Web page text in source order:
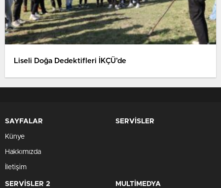
Liseli Doğa Dedektifleri İKÇÜ’de
SAYFALAR
Künye
Hakkımızda
İletişim
SERVİSLER
SERVİSLER 2 MULTİMEDYA